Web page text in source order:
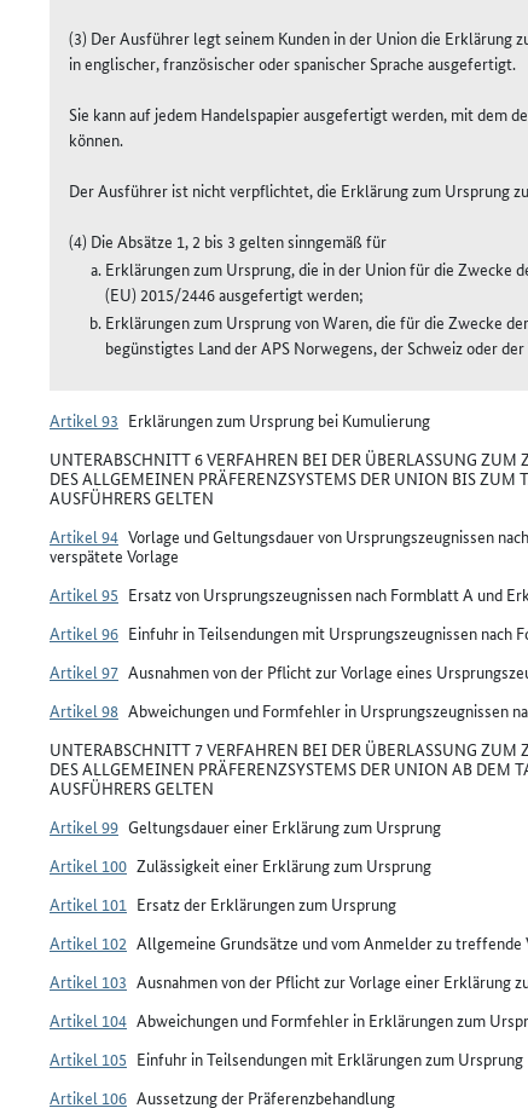
(3) Der Ausführer legt seinem Kunden in der Union die Erklärung
in englischer, französischer oder spanischer Sprache ausgefertigt.
Sie kann auf jedem Handelspapier ausgefertigt werden, mit
können.
Der Ausführer ist nicht verpflichtet, die Erklärung zum Ursprung
(4) Die Absätze 1, 2 bis 3 gelten sinngemäß für
Erklärungen zum Ursprung, die in der Union für die
(EU) 2015/2446 ausgefertigt werden;
Erklärungen zum Ursprung von Waren, die für die Zwecke
begünstigtes Land der APS Norwegens, der Schweiz oder
Artikel 93 Erklärungen zum Ursprung bei Kumulierung
UNTERABSCHNITT 6 VERFAHREN BEI DER ÜBERLASSUNG
DES ALLGEMEINEN PRÄFERENZSYSTEMS DER UNION BIS ZUM
AUSFÜHRERS GELTEN
Artikel 94 Vorlage und Geltungsdauer von Ursprungszeugnissen
verspätete Vorlage
Artikel 95 Ersatz von Ursprungszeugnissen nach Formblatt A und
Artikel 96 Einfuhr in Teilsendungen mit Ursprungszeugnissen nach
Artikel 97 Ausnahmen von der Pflicht zur Vorlage eines
Artikel 98 Abweichungen und Formfehler in Ursprungszeugnissen
UNTERABSCHNITT 7 VERFAHREN BEI DER ÜBERLASSUNG
DES ALLGEMEINEN PRÄFERENZSYSTEMS DER UNION AB DEM
AUSFÜHRERS GELTEN
Artikel 99 Geltungsdauer einer Erklärung zum Ursprung
Artikel 100 Zulässigkeit einer Erklärung zum Ursprung
Artikel 101 Ersatz der Erklärungen zum Ursprung
Artikel 102 Allgemeine Grundsätze und vom Anmelder zu treffende
Artikel 103 Ausnahmen von der Pflicht zur Vorlage einer Erklärung
Artikel 104 Abweichungen und Formfehler in Erklärungen zum
Artikel 105 Einfuhr in Teilsendungen mit Erklärungen zum Ursprung
Artikel 106 Aussetzung der Präferenzbehandlung